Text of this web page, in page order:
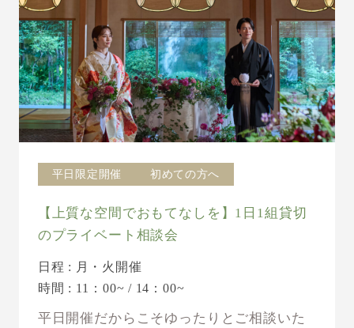
平日限定開催 初めての方へ
【上質な空間でおもてなしを】1日1組貸切
のプライベート相談会
日程 : 月・火開催
時間 : 11：00~ / 14：00~
平日開催だからこそゆったりとご相談いた